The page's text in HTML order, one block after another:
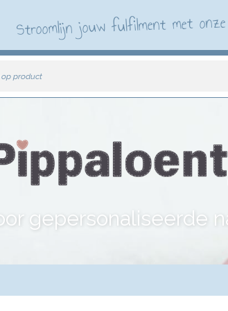
Stroomlijn jouw fulfilment met
op product
gepersonaliseerde